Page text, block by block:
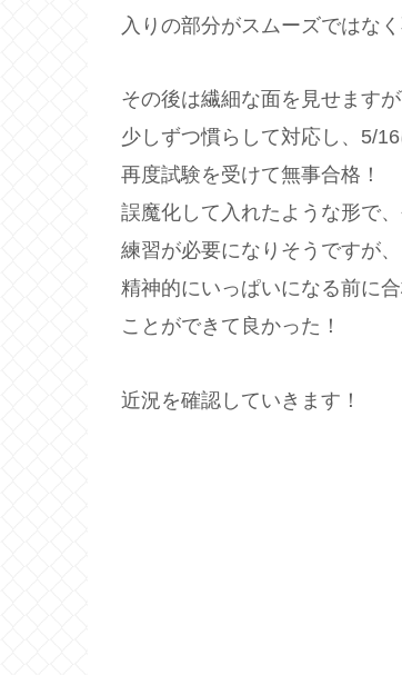
入りの部分がスムーズではなく
その後は繊細な面を見せます
少しずつ慣らして対応し、5/
再度試験を受けて無事合格！
誤魔化して入れたような形で
練習が必要になりそうですが
精神的にいっぱいになる前に
ことができて良かった！
近況を確認していきます！